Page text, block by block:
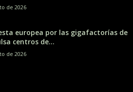
de 2026
europea por las gigafactorías de
centros de...
de 2026